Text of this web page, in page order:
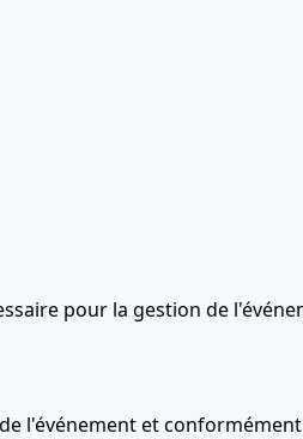
pour la gestion de
l'événement et